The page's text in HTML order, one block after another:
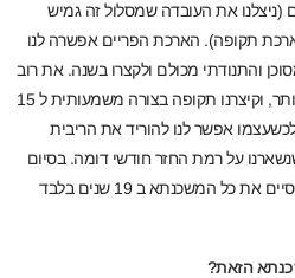
את הפריים ל 30 שנים (ניצלנו את העובדה שמסלול זה גמיש
תקופה). הארכת הפריים אפשרה לנו
במסלול 2 שהוא המסוכן והתנודתי מכולם ולקצרו בשנה. את רוב
המשקל העברנו למסלול 3, הבטוח יותר, וקיצרנו תקופה בצורה משמעותית ל 15
אפשר לנו להוריד את הריבית
על רמת החזר חודשי דומה. בסיום
מסלול 3 נקצר את מסלול הפריים ונסיים את כל המשכנתא ב 19 שנים בלבד
הזאת?